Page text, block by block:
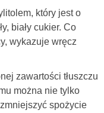
który jest o
biały cukier. Co
wykazuje wręcz
zawartości tłuszczu
można nie tylko
spożycie